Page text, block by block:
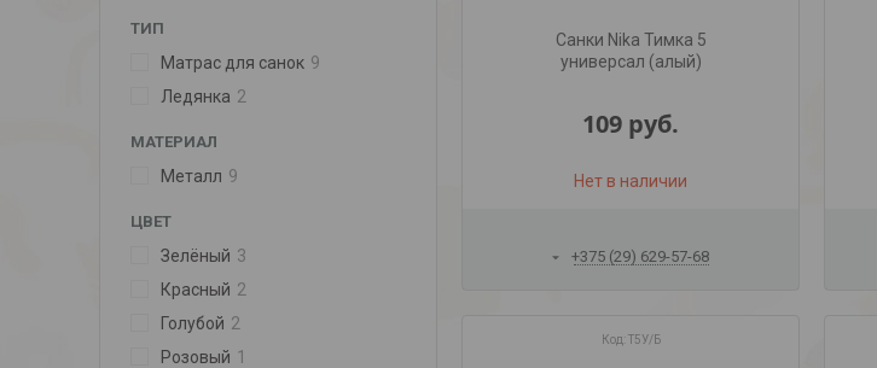
Санки Nika Тимка 5
универсал (алый)
109 руб.
Нет в наличии
+375 (29) 629-57-68
Т5У/Б
ТИП
Матрас для санок 9
Ледянка 2
МАТЕРИАЛ
Металл 9
ЦВЕТ
Зелёный 3
Красный 2
Голубой 2
Розовый 1